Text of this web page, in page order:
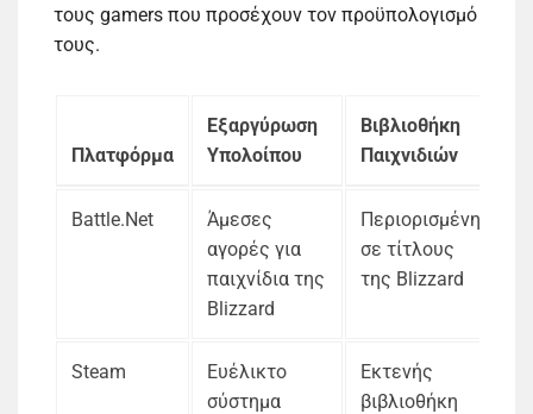
τους gamers που προσέχουν τον προϋπολογισμό
τους.
Πλατφόρμα
Εξαργύρωση
Υπολοίπου
Βιβλιοθήκη
Παιχνιδιών
Battle.Net
Άμεσες
αγορές για
παιχνίδια της
Blizzard
Περιορισμένη
σε τίτλους
της Blizzard
Steam
Ευέλικτο
σύστημα
Εκτενής
βιβλιοθήκη